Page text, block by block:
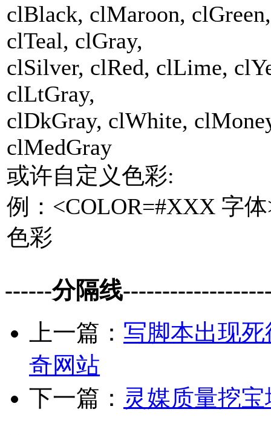
clBlack, clMaroon,
clTeal, clGray,
clSilver, clRed, clLime,
clLtGray,
clDkGray, clWhite,
clMedGray
或许自定义色彩:
例：<COLOR=#XXX 字
色彩
------分隔线
上一篇： 写脚本出现
奇网站
下一篇： 灵媒质量挖